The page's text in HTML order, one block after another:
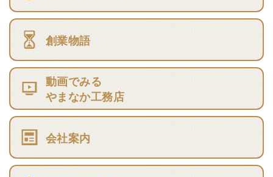
創業物語
動画でみる
やまなか工務店
会社案内